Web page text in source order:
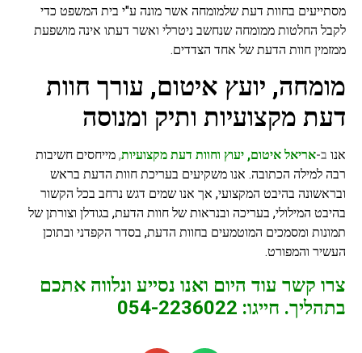
מסתייעים בחוות דעת שלמומחה אשר מונה ע"י בית המשפט כדי
לקבל החלטות ממומחה שנחשב ניטרלי ואשר דעתו אינה מושפעת
ממזמין חוות הדעת של אחד הצדדים.
מומחה, יועץ איטום, עורך חוות
דעת מקצועיות ותיק ומנוסה
אנו ב-אריאל איטום, יעוץ וחוות דעת מקצועיות,מייחסים חשיבות
רבה למילה הכתובה. אנו משקיעים בעריכת חוות הדעת בראש
ובראשונה בהיבט המקצועי, אך אנו שמים דגש נרחב בכל הקשור
בהיבט המילולי, בעריכה ובנראות של חוות הדעת, בגודלן וצורתן של
תמונות ומסמכים המוטמעים בחוות הדעת, בסדר הקפדני ובתוכן
העשיר והמפורט.
צרו קשר עוד היום ואנו נסייע ונלווה אתכם
בתהליך. חייגו: 054-2236022